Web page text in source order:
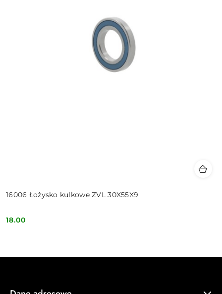
16006 Łożysko kulkowe ZVL 30X55X9
Cena:
18.00